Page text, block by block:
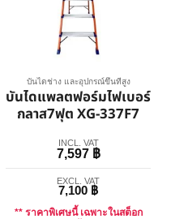
บันไดช่าง และอุปกรณ์ขึ้นที่สูง
บันไดแพลตฟอร์มไฟเบอร์
กลาส7ฟุต XG-337F7
INCL. VAT
7,597 ฿
EXCL. VAT
7,100 ฿
** ราคาพิเศษนี้ เฉพาะในสต็อก